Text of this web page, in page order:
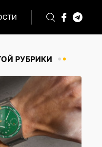
РУБРИКИ